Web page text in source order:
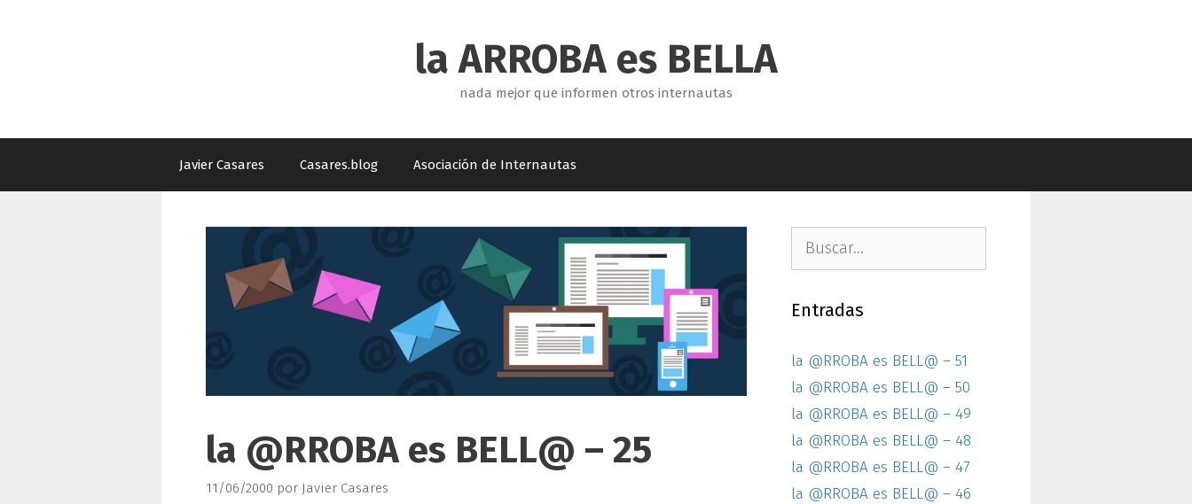
la ARROBA es BELLA
nada mejor que informen otros internautas
Javier Casares Casares.blog Asociación de Internautas
la @RROBA es BELL@ – 25
11/06/2000 por Javier Casares
Entradas
la @RROBA es BELL@ – 51
la @RROBA es BELL@ – 50
la @RROBA es BELL@ – 49
la @RROBA es BELL@ – 48
la @RROBA es BELL@ – 47
la @RROBA es BELL@ – 46